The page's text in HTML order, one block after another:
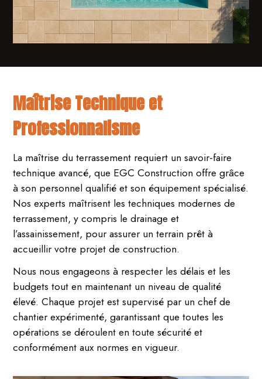
Maîtrise Technique et
Professionnalisme
La maîtrise du terrassement requiert un savoir-faire
technique avancé, que EGC Construction offre grâce
à son personnel qualifié et son équipement spécialisé.
Nos experts maîtrisent les techniques modernes de
terrassement, y compris le drainage et
l’assainissement, pour assurer un terrain prêt à
accueillir votre projet de construction.
Nous nous engageons à respecter les délais et les
budgets tout en maintenant un niveau de qualité
élevé. Chaque projet est supervisé par un chef de
chantier expérimenté, garantissant que toutes les
opérations se déroulent en toute sécurité et
conformément aux normes en vigueur.